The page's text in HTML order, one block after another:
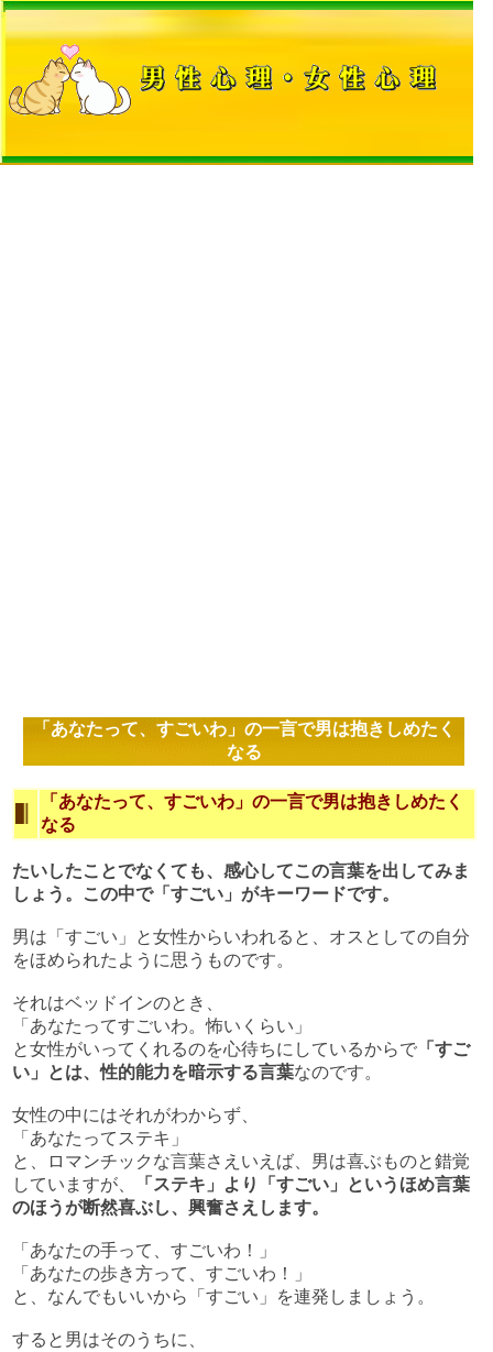
「あなたって、すごいわ」の一言で男は抱きしめたく
なる
「あなたって、すごいわ」の一言で男は抱きしめたく
なる
たいしたことでなくても、感心してこの言葉を出してみま
しょう。この中で「すごい」がキーワードです。
男は「すごい」と女性からいわれると、オスとしての自分
をほめられたように思うものです。
それはベッドインのとき、
「あなたってすごいわ。怖いくらい」
と女性がいってくれるのを心待ちにしているからで「すご
い」とは、性的能力を暗示する言葉なのです。
女性の中にはそれがわからず、
「あなたってステキ」
と、ロマンチックな言葉さえいえば、男は喜ぶものと錯覚
していますが、
「ステキ」より「すごい」というほめ言葉
のほうが断然喜ぶし、興奮さえします。
「あなたの手って、すごいわ！」
「あなたの歩き方って、すごいわ！」
と、なんでもいいから「すごい」を連発しましょう。
すると男はそのうちに、